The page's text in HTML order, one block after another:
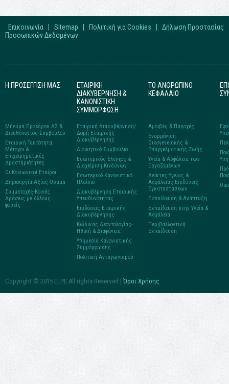
Επικοινωνία Sitemap Πολιτική για Cookies
Δήλωση Προστασίας
Προσωπικών Δεδομένων
Η ΠΡΟΣΕΓΓΙΣΗ ΜΑΣ
Μήνυμα Προέδρου ΔΣ &
Διευθύνοντος Συμβούλου
Εταιρική Ταυτότητα,
Μέτοχοι &
Επιχειρηματικές
Δραστηριότητες
Οι Κοινωνικοί Εταίροι
Δημιουργία Αξίας-Όραμα
Συμμετοχές-Κοινές
Δράσεις με άλλους
φορείς
ΕΤΑΙΡΙΚΗ
ΔΙΑΚΥΒΕΡΝΗΣΗ &
ΚΑΝΟΝΙΣΤΙΚΗ
ΣΥΜΜΟΡΦΩΣΗ
Εταιρική Διακυβέρνηση/
Δομή Εταιρικής
Διακυβέρνησης
Διοικητικό Συμβούλιο
Εσωτερικός Έλεγχος &
Διαχείριση Κινδύνων
Εσωτερικό Κανονιστικό
Πλαίσιο
Διακυβέρνηση Εταιρικής
Υπευθυνότητας
Επιδόσεις Εταιρικής
Διακυβέρνησης
Κώδικας Δεοντολογίας-
Ηθική & Διαφάνεια
Υπηρεσία Κανονιστικής
Συμμόρφωσης
Πολιτική Ανταγωνισμού
ΤΟ ΑΝΘΡΩΠΙΝΟ
ΚΕΦΑΛΑΙΟ
Αμοιβές & Παροχές
Εναρμόνιση
Οικογενειακής &
Επαγγελματικής Ζωής
Υγεία & Ασφάλεια των
Εργαζομένων
Δείκτες Υγείας &
Ασφάλειας-Επιδόσεις
Εγκαταστάσεων
Εκπαίδευση & Ανάπτυξη
Εκπαίδευση στην Υγεία &
Ασφάλεια
Περιβαλλοντική
Εκπαίδευση
Copyright © 2015 ELPE.All rights Reserved | Όροι Χρήσης